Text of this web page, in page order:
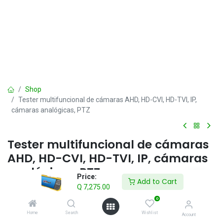
Price:
Q 7,275.00
Add to Cart
Home Search
0
Wishlist Account
Shop
Tester multifuncional de cámaras AHD, HD-CVI, HD-TVI, IP,
cámaras analógicas, PTZ
Tester multifuncional de cámaras
AHD, HD-CVI, HD-TVI, IP, cámaras
analógicas, PTZ
7,275.00